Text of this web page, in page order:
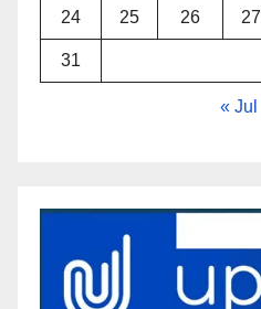
24 25 26 27
31
« Jul